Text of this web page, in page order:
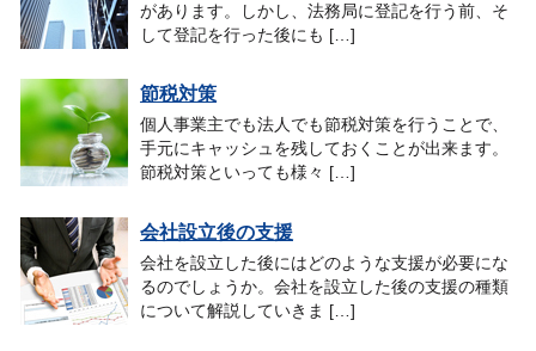
があります。しかし、法務局に登記を行う前、そ
して登記を行った後にも […]
節税対策
個人事業主でも法人でも節税対策を行うことで、
手元にキャッシュを残しておくことが出来ます。
節税対策といっても様々 […]
会社設立後の支援
会社を設立した後にはどのような支援が必要にな
るのでしょうか。会社を設立した後の支援の種類
について解説していきま […]